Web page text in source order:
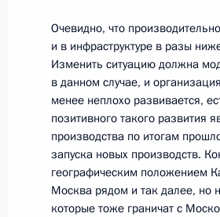
Совещание с
29 июля 2011
19 июля 2011
Рабочая
Нургалиевым
Очевидно, что
и в инфраструктуре в разы
Изменить ситуацию должна
в данном случае, и
менее неплохо развивается,
позитивного такого развития
производства по итогам
запуска новых производств.
географическим положением
Москва рядом и так далее, но
которые тоже граничат с